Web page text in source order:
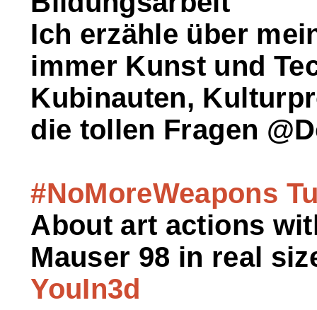
Ich erzähle über
immer Kunst und
Kubinauten,
die tollen Fragen
#NoMoreWeapons
About art actions
Mauser 98 in real
YouIn3d